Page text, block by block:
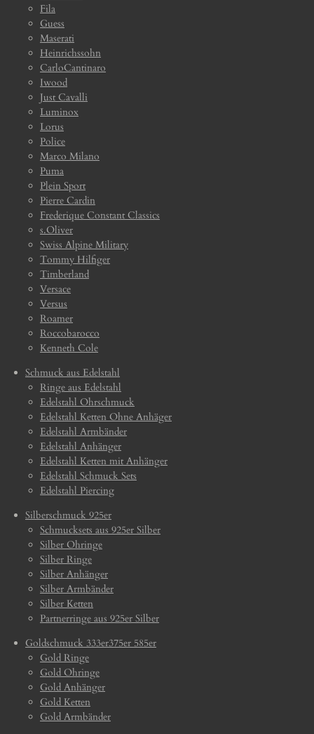
Fila
Guess
Maserati
Heinrichssohn
CarloCantinaro
Iwood
Just Cavalli
Luminox
Lorus
Police
Marco Milano
Puma
Plein Sport
Pierre Cardin
Frederique Constant Classics
s.Oliver
Swiss Alpine Military
Tommy Hilfiger
Timberland
Versace
Versus
Roamer
Roccobarocco
Kenneth Cole
Schmuck aus Edelstahl
Ringe aus Edelstahl
Edelstahl Ohrschmuck
Edelstahl Ketten Ohne Anhäger
Edelstahl Armbänder
Edelstahl Anhänger
Edelstahl Ketten mit Anhänger
Edelstahl Schmuck Sets
Edelstahl Piercing
Silberschmuck 925er
Schmucksets aus 925er Silber
Silber Ohringe
Silber Ringe
Silber Anhänger
Silber Armbänder
Silber Ketten
Partnerringe aus 925er Silber
Goldschmuck 333er375er 585er
Gold Ringe
Gold Ohringe
Gold Anhänger
Gold Ketten
Gold Armbänder